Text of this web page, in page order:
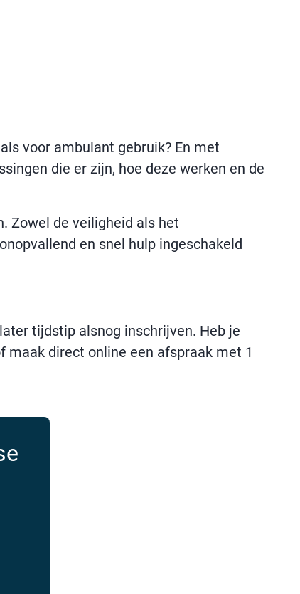
voor ambulant gebruik? En met
die er zijn, hoe deze werken en de
Zowel de veiligheid als het
en snel hulp ingeschakeld
tijdstip alsnog inschrijven. Heb je
direct online een afspraak met 1